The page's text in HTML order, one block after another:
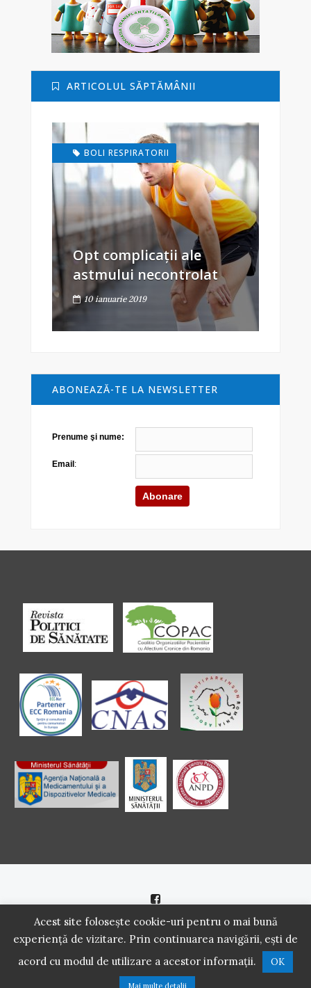
ARTICOLUL SĂPTĂMÂNII
BOLI RESPIRATORII
Opt complicații ale
astmului necontrolat
10 ianuarie 2019
ABONEAZĂ-TE LA NEWSLETTER
Prenume şi nume:
Email :
Politică de cookie |Politică de confidenţialitate
2016 - 2021 Copyright. Scoala Pacientilor - QUINN Media SRL.
Acest site folosește cookie-uri pentru o mai bună
experiență de vizitare. Prin continuarea navigării, ești de
acord cu modul de utilizare a acestor informații.
OK
Mai multe detalii